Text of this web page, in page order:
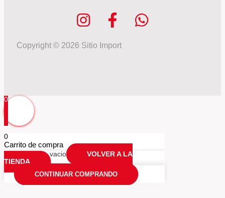
Copyright © 2026 Sitio Import
0
0
Carrito de compra
Tu carrio esta vacio
VOLVER A LA
TIENDA
CONTINUAR COMPRANDO